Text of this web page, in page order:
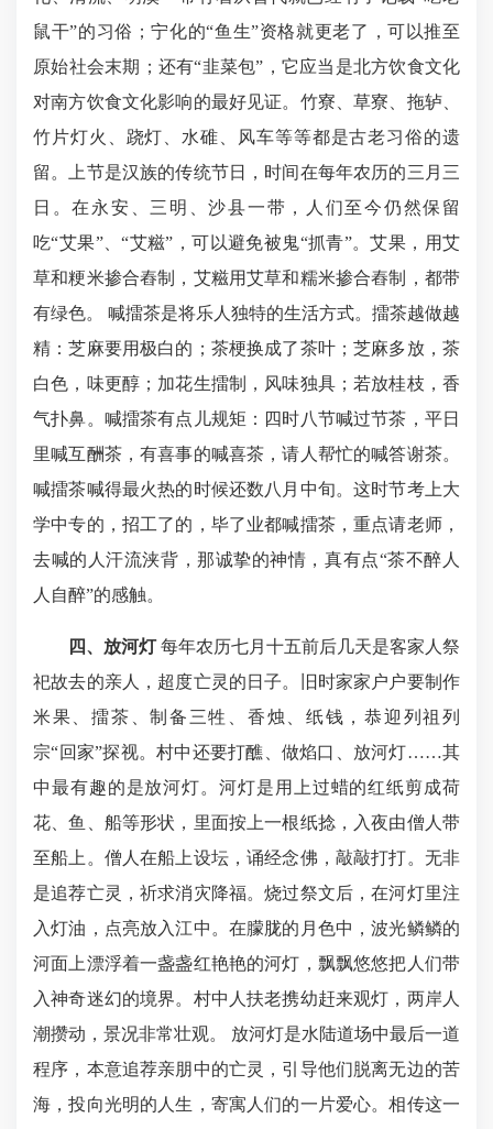
鼠干”的习俗；宁化的“鱼生”资格就更老了，可以推至
原始社会末期；还有“韭菜包”，它应当是北方饮食文化
对南方饮食文化影响的最好见证。竹寮、草寮、拖轳、
竹片灯火、跷灯、水碓、风车等等都是古老习俗的遗
留。上节是汉族的传统节日，时间在每年农历的三月三
日。在永安、三明、沙县一带，人们至今仍然保留
吃“艾果”、“艾糍”，可以避免被鬼“抓青”。艾果，用艾
草和粳米掺合舂制，艾糍用艾草和糯米掺合舂制，都带
有绿色。 喊擂茶是将乐人独特的生活方式。擂茶越做越
精：芝麻要用极白的；茶梗换成了茶叶；芝麻多放，茶
白色，味更醇；加花生擂制，风味独具；若放桂枝，香
气扑鼻。喊擂茶有点儿规矩：四时八节喊过节茶，平日
里喊互酬茶，有喜事的喊喜茶，请人帮忙的喊答谢茶。
喊擂茶喊得最火热的时候还数八月中旬。这时节考上大
学中专的，招工了的，毕了业都喊擂茶，重点请老师，
去喊的人汗流浃背，那诚挚的神情，真有点“茶不醉人
人自醉”的感触。
四、放河灯每年农历七月十五前后几天是客家人祭
祀故去的亲人，超度亡灵的日子。旧时家家户户要制作
米果、擂茶、制备三牲、香烛、纸钱，恭迎列祖列
宗“回家”探视。村中还要打醮、做焰口、放河灯……其
中最有趣的是放河灯。河灯是用上过蜡的红纸剪成荷
花、鱼、船等形状，里面按上一根纸捻，入夜由僧人带
至船上。僧人在船上设坛，诵经念佛，敲敲打打。无非
是追荐亡灵，祈求消灾降福。烧过祭文后，在河灯里注
入灯油，点亮放入江中。在朦胧的月色中，波光鳞鳞的
河面上漂浮着一盏盏红艳艳的河灯，飘飘悠悠把人们带
入神奇迷幻的境界。村中人扶老携幼赶来观灯，两岸人
潮攒动，景况非常壮观。 放河灯是水陆道场中最后一道
程序，本意追荐亲朋中的亡灵，引导他们脱离无边的苦
海，投向光明的人生，寄寓人们的一片爱心。相传这一